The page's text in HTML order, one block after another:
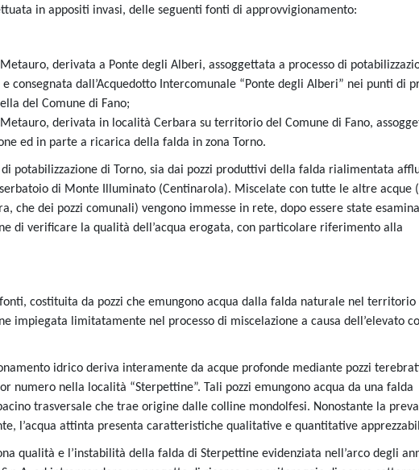
in appositi invasi, delle seguenti fonti di approvvigionamento:
derivata a Ponte degli Alberi, assoggettata a processo di
e consegnata dall’Acquedotto Intercomunale “Ponte degli Alberi” nei punti di
del Comune di Fano;
derivata in località Cerbara su territorio del Comune di Fano,
ed in parte a ricarica della falda in zona Torno.
potabilizzazione di Torno, sia dai pozzi produttivi della falda rialimentata
di Monte Illuminato (Centinarola). Miscelate con tutte le altre acque
che dei pozzi comunali) vengono immesse in rete, dopo essere state
di verificare la qualità dell’acqua erogata, con particolare riferimento alla
costituita da pozzi che emungono acqua dalla falda naturale nel territorio
impiegata limitatamente nel processo di miscelazione a causa dell’elevato
idrico deriva interamente da acque profonde mediante pozzi
numero nella località “Sterpettine”. Tali pozzi emungono acqua da una falda
trasversale che trae origine dalle colline mondolfesi. Nonostante la
l’acqua attinta presenta caratteristiche qualitative e quantitative
qualità e l’instabilità della falda di Sterpettine evidenziata nell’arco degli